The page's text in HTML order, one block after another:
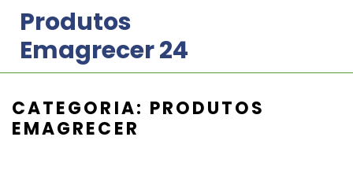
content
Produtos
Emagrecer 24
CATEGORIA: PRODUTOS
EMAGRECER